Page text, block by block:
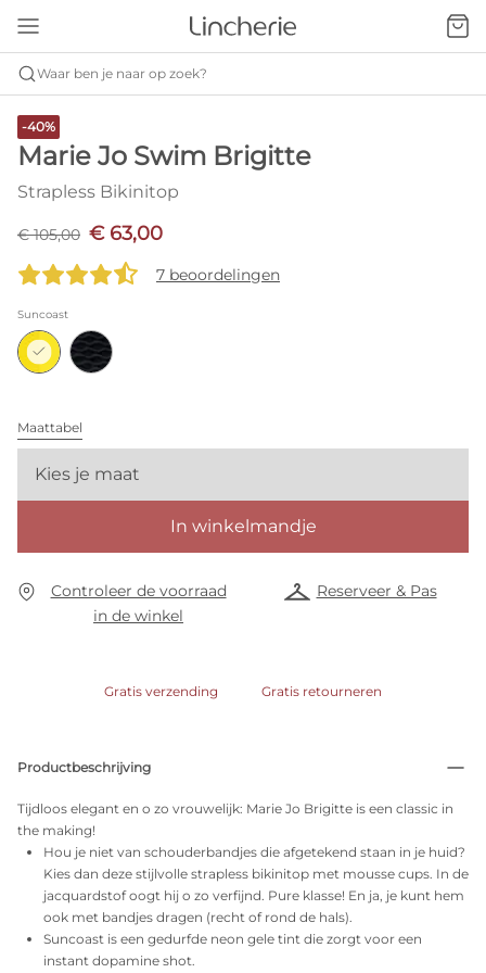
Waar ben je naar op zoek?
-40%
Marie Jo Swim Brigitte
Strapless Bikinitop
€ 105,00 € 63,00
7 beoordelingen
Suncoast
Maattabel
Kies je maat
In winkelmandje
Controleer de voorraad
in de winkel
Reserveer & Pas
Gratis verzending Gratis retourneren
Productbeschrijving
Tijdloos elegant en o zo vrouwelijk: Marie Jo Brigitte is een classic in
the making!
Hou je niet van schouderbandjes die afgetekend staan in je huid?
Kies dan deze stijlvolle strapless bikinitop met mousse cups. In de
jacquardstof oogt hij o zo verfijnd. Pure klasse! En ja, je kunt hem
ook met bandjes dragen (recht of rond de hals).
Suncoast is een gedurfde neon gele tint die zorgt voor een
instant dopamine shot.